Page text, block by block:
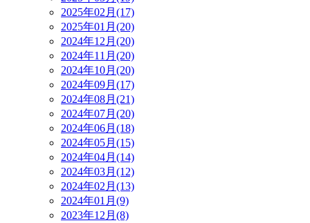
2025年02月(17)
2025年01月(20)
2024年12月(20)
2024年11月(20)
2024年10月(20)
2024年09月(17)
2024年08月(21)
2024年07月(20)
2024年06月(18)
2024年05月(15)
2024年04月(14)
2024年03月(12)
2024年02月(13)
2024年01月(9)
2023年12月(8)